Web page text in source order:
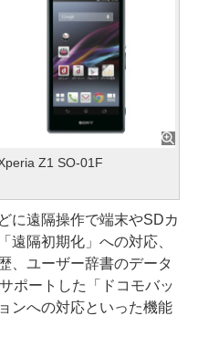
Z1 SO-01F
に遠隔操作で端末やSDカ
遠隔初期化」への対応、
、ユーザー辞書のデータ
ポートした「ドコモバッ
ンへの対応といった機能